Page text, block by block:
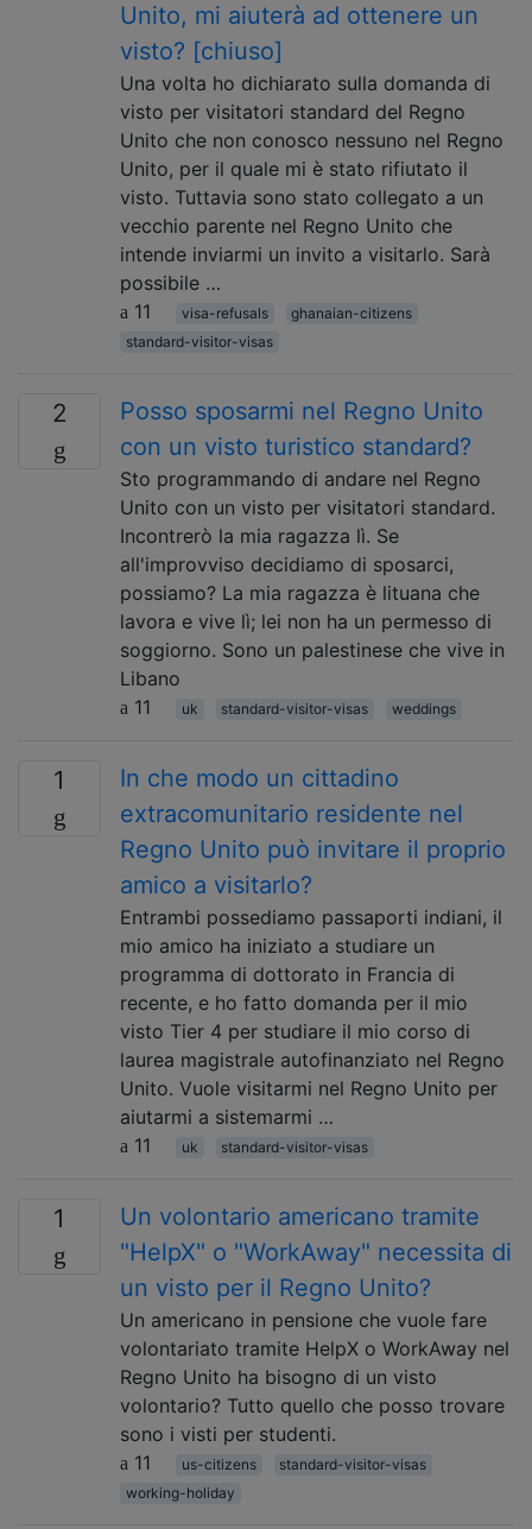
Unito, mi aiuterà ad ottenere un
visto? [chiuso]
Una volta ho dichiarato sulla domanda di
visto per visitatori standard del Regno
Unito che non conosco nessuno nel Regno
Unito, per il quale mi è stato rifiutato il
visto. Tuttavia sono stato collegato a un
vecchio parente nel Regno Unito che
intende inviarmi un invito a visitarlo. Sarà
possibile …
11
visa-refusals
ghanaian-citizens
standard-visitor-visas
2
Posso sposarmi nel Regno Unito
con un visto turistico standard?
Sto programmando di andare nel Regno
Unito con un visto per visitatori standard.
Incontrerò la mia ragazza lì. Se
all'improvviso decidiamo di sposarci,
possiamo? La mia ragazza è lituana che
lavora e vive lì; lei non ha un permesso di
soggiorno. Sono un palestinese che vive in
Libano
11
uk standard-visitor-visas weddings
1
In che modo un cittadino
extracomunitario residente nel
Regno Unito può invitare il proprio
amico a visitarlo?
Entrambi possediamo passaporti indiani, il
mio amico ha iniziato a studiare un
programma di dottorato in Francia di
recente, e ho fatto domanda per il mio
visto Tier 4 per studiare il mio corso di
laurea magistrale autofinanziato nel Regno
Unito. Vuole visitarmi nel Regno Unito per
aiutarmi a sistemarmi …
11
uk standard-visitor-visas
1
Un volontario americano tramite
"HelpX" o "WorkAway" necessita di
un visto per il Regno Unito?
Un americano in pensione che vuole fare
volontariato tramite HelpX o WorkAway nel
Regno Unito ha bisogno di un visto
volontario? Tutto quello che posso trovare
sono i visti per studenti.
11
us-citizens
standard-visitor-visas
working-holiday